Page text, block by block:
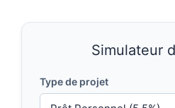
Simulateur
Type de projet